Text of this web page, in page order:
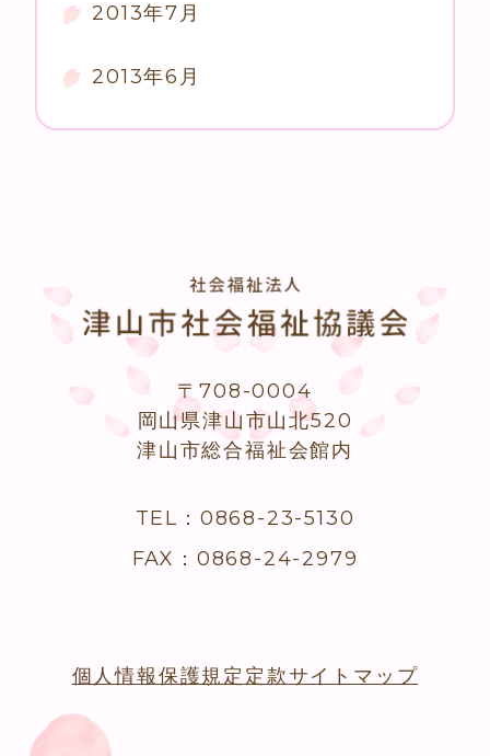
2013年7月
2013年6月
〒708-0004
岡山県津山市山北520
津山市総合福祉会館内
TEL：0868-23-5130
FAX：0868-24-2979
個人情報保護規定 定款サイトマップ